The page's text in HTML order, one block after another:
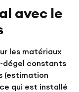
avec le
les matériaux
dégel constants
(estimation
qui est installé